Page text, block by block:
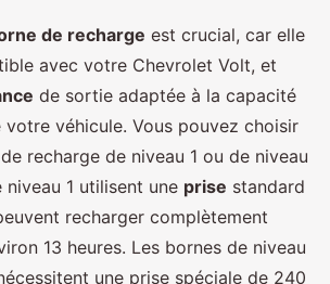
de recharge est crucial, car elle
avec votre Chevrolet Volt, et
de sortie adaptée à la capacité
véhicule. Vous pouvez choisir
recharge de niveau 1 ou de niveau
niveau 1 utilisent une prise standard
recharger complètement
13 heures. Les bornes de niveau
une prise spéciale de 240